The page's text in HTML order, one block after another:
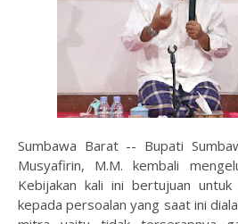
Sumbawa Barat -- Bupati
Musyafirin, M.M. kembali
Kebijakan kali ini bertujuan
kepada persoalan yang saat ini